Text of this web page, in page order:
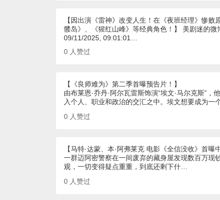
【因出演《雷神》改变人生！在《夜班经理》惨
髅岛》、《猩红山峰》等经典角色！】 美剧迷的微
09/11/2025, 09:01:01…
0 人赞过
【《良师难为》第二季首曝预告片！】
由布莱恩·乔丹·阿尔瓦雷斯饰演“埃文·马尔克斯”
入个人、职业和政治的交汇之中。埃文想要成为一
0 人赞过
【马特·达蒙、本·阿弗莱克 电影《全信没收》首曝
一群迈阿密警察在一间废弃的藏身屋发现数百万现
观，一切变得疑点重重，到底还剩下什…
0 人赞过